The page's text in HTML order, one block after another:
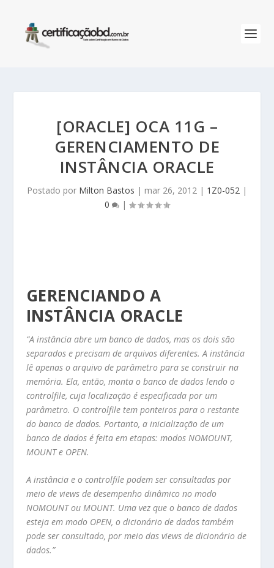
[ORACLE] OCA 11G –
GERENCIAMENTO DE
INSTÂNCIA ORACLE
Postado por Milton Bastos | mar 26, 2012 | 1Z0-052 |
0
|
GERENCIANDO A
INSTÂNCIA ORACLE
“A instância abre um banco de dados, mas os dois são
separados e precisam de arquivos diferentes. A instância
lê apenas o arquivo de parâmetro para se construir na
memória. Ela, então, monta o banco de dados lendo o
controlfile, cuja localização é especificada por um
parâmetro. O controlfile tem ponteiros para o restante
do banco de dados. Portanto, a inicialização de um
banco de dados é feita em etapas: modos NOMOUNT,
MOUNT e OPEN.
A instância e o controlfile podem ser consultadas por
meio de views de desempenho dinâmico no modo
NOMOUNT ou MOUNT. Uma vez que o banco de dados
esteja em modo OPEN, o dicionário de dados também
pode ser consultado, por meio das views de dicionário de
dados.”